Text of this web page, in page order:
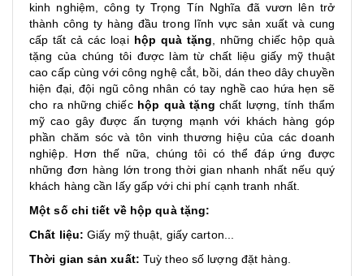
kinh nghiệm, công ty Trọng Tín Nghĩa đã vươn lên trở
thành công ty hàng đầu trong lĩnh vực sản xuất và cung
cấp tất cả các loại hộp quà tặng , những chiếc hộp quà
tặng của chúng tôi được làm từ chất liệu giấy mỹ thuật
cao cấp cùng với công nghệ cắt, bồi, dán theo dây chuyền
hiện đại, đội ngũ công nhân có tay nghề cao hứa hẹn sẽ
cho ra những chiếchộp quà tặng chất lượng, tính thẩm
mỹ cao gây được ấn tượng mạnh với khách hàng góp
phần chăm sóc và tôn vinh thương hiệu của các doanh
nghiệp. Hơn thế nữa, chúng tôi có thể đáp ứng được
những đơn hàng lớn trong thời gian nhanh nhất nếu quý
khách hàng cần lấy gấp với chi phí cạnh tranh nhất.
Một số chi tiết về hộp quà tặng:
Chất liệu: Giấy mỹ thuật, giấy carton...
Thời gian sản xuất: Tuỳ theo số lượng đặt hàng.